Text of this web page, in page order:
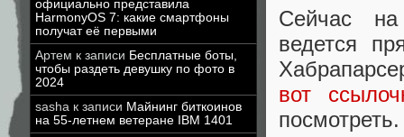
официально представила
HarmonyOS 7: какие смартфоны
получат её первыми
Артем к записи Бесплатные боты,
чтобы раздеть девушку по фото в
2024
sasha к записи Майнинг биткоинов
на 55-летнем ветеране IBM 1401
Сейчас на
ведется
вот
посмотреть.